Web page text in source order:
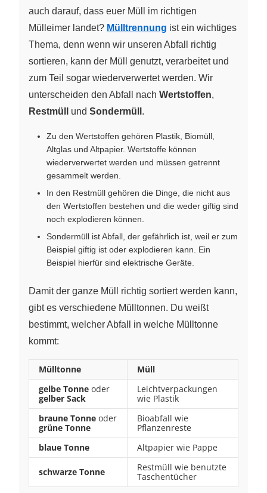
auch darauf, dass euer Müll im richtigen
Mülleimer landet? Mülltrennung ist ein wichtiges
Thema, denn wenn wir unseren Abfall richtig
sortieren, kann der Müll genutzt, verarbeitet und
zum Teil sogar wiederverwertet werden. Wir
unterscheiden den Abfall nach Wertstoffen,
Restmüll
und Sondermüll .
Zu den Wertstoffen gehören Plastik, Biomüll,
Altglas und Altpapier. Wertstoffe können
wiederverwertet werden und müssen getrennt
gesammelt werden.
In den Restmüll gehören die Dinge, die nicht aus
den Wertstoffen bestehen und die weder giftig sind
noch explodieren können.
Sondermüll ist Abfall, der gefährlich ist, weil er zum
Beispiel giftig ist oder explodieren kann. Ein
Beispiel hierfür sind elektrische Geräte.
Damit der ganze Müll richtig sortiert werden kann,
gibt es verschiedene Mülltonnen. Du weißt
bestimmt, welcher Abfall in welche Mülltonne
kommt:
Mülltonne
Müll
gelbe Tonne oder
gelber Sack
Leichtverpackungen
wie Plastik
braune Tonne oder
grüne Tonne
Bioabfall wie
Pflanzenreste
blaue Tonne
Altpapier wie Pappe
schwarze Tonne
Restmüll wie benutzte
Taschentücher